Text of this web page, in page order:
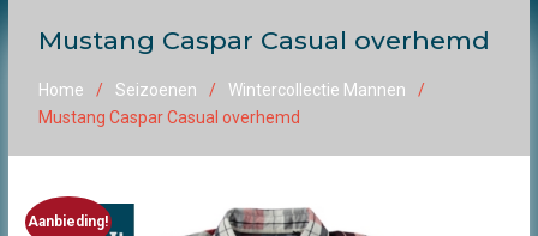
Mustang Caspar Casual overhemd
Home Seizoenen
Wintercollectie Mannen
Mustang Caspar Casual overhemd
Aanbieding!